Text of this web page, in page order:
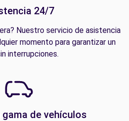
24/7
Nuestro servicio de asistencia
momento para garantizar un
interrupciones.
gama de vehículos